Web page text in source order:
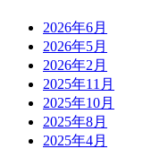
2026年6月
2026年5月
2026年2月
2025年11月
2025年10月
2025年8月
2025年4月